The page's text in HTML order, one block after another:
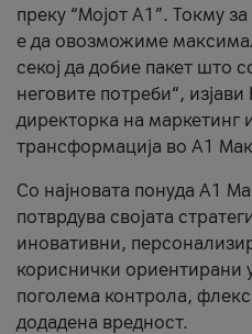
преку “Мојот А1”. Токму
е да овозможиме
секој да добие пакет што
неговите потреби“,
директорка на маркетинг
трансформација во А1
Со најновата понуда А1
потврдува својата
иновативни,
кориснички ориентирани
поголема контрола,
додадена вредност.